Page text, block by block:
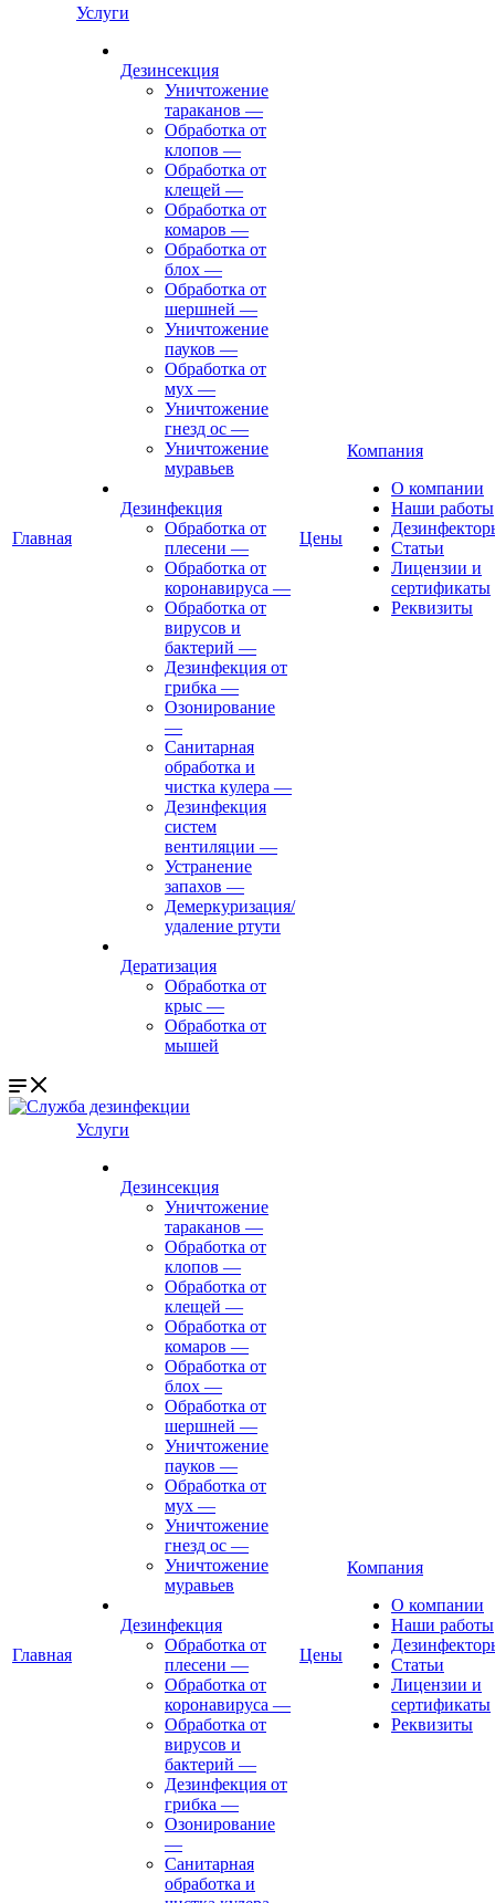
Главная
Услуги
Дезинсекция
Уничтожение
тараканов —
Обработка от
клопов —
Обработка от
клещей —
Обработка от
комаров —
Обработка от
блох —
Обработка от
шершней —
Уничтожение
пауков —
Обработка от
мух —
Уничтожение
гнезд ос —
Уничтожение
муравьев
Дезинфекция
Обработка от
плесени —
Обработка от
коронавируса —
Обработка от
вирусов и
бактерий —
Дезинфекция от
грибка —
Озонирование
—
Санитарная
обработка и
чистка кулера —
Дезинфекция
систем
вентиляции —
Устранение
запахов —
Демеркуризация/
удаление ртути
Дератизация
Обработка от
крыс —
Обработка от
мышей
Цены
Компания
О компании
Наши работы
Статьи
Лицензии и
сертификаты
Реквизиты
Главная
Услуги
Дезинсекция
Уничтожение
тараканов —
Обработка от
клопов —
Обработка от
клещей —
Обработка от
комаров —
Обработка от
блох —
Обработка от
шершней —
Уничтожение
пауков —
Обработка от
мух —
Уничтожение
гнезд ос —
Уничтожение
муравьев
Дезинфекция
Обработка от
плесени —
Обработка от
коронавируса —
Обработка от
вирусов и
бактерий —
Дезинфекция от
грибка —
Озонирование
—
Санитарная
обработка и
Цены
Компания
О компании
Наши работы
Статьи
Лицензии и
сертификаты
Реквизиты